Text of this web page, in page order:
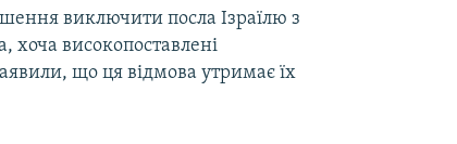
виключити посла Ізраїлю з
хоча високопоставлені
що ця відмова утримає їх